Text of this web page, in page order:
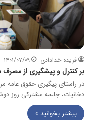
فریده خدادادی ۱۴۰۱/۰۷/۰۹
بر کنترل و پیشگیری از مصرف
در راستای پیگیری حقوق عامه
دخانیات، جلسه مشترکی روز
بیشتر بخوانید »